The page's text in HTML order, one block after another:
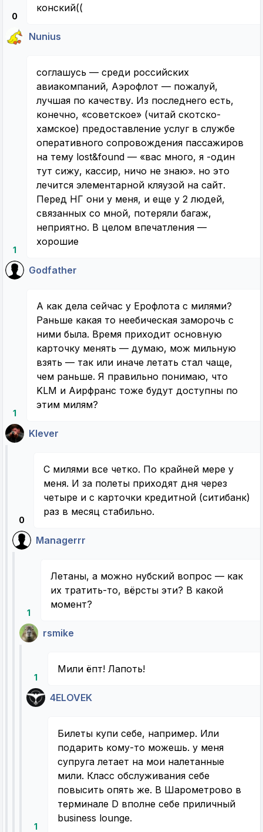
0
конский((
Nunius
1
соглашусь — среди российских
авиакомпаний, Аэрофлот — пожалуй,
лучшая по качеству. Из последнего есть,
конечно, «советское» (читай скотско-
хамское) предоставление услуг в службе
оперативного сопровождения пассажиров
на тему lost&found — «вас много, я -один
тут сижу, кассир, ничо не знаю». но это
лечится элементарной кляузой на сайт.
Перед НГ они у меня, и еще у 2 людей,
связанных со мной, потеряли багаж,
неприятно. В целом впечатления —
хорошие
Godfather
1
А как дела сейчас у Ерофлота с милями?
Раньше какая то неебическая заморочь с
ними была. Время приходит основную
карточку менять — думаю, мож мильную
взять — так или иначе летать стал чаще,
чем раньше. Я правильно понимаю, что
KLM и Аирфранс тоже будут доступны по
этим милям?
Klever
0
С милями все четко. По крайней мере у
меня. И за полеты приходят дня через
четыре и с карточки кредитной (ситибанк)
раз в месяц стабильно.
Managerrr
1
Летаны, а можно нубский вопрос — как
их тратить-то, вёрсты эти? В какой
момент?
rsmike
1
Мили ёпт! Лапоть!
4ELOVEK
1
Билеты купи себе, например. Или
подарить кому-то можешь. у меня
супруга летает на мои налетанные
мили. Класс обслуживания себе
повысить опять же. В Шарометрово в
терминале D вполне себе приличный
business lounge.